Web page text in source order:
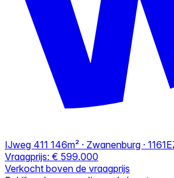
IJweg 411 146m² · Zwanenburg ·
Vraagprijs: € 599.000
Verkocht boven de vraagprijs